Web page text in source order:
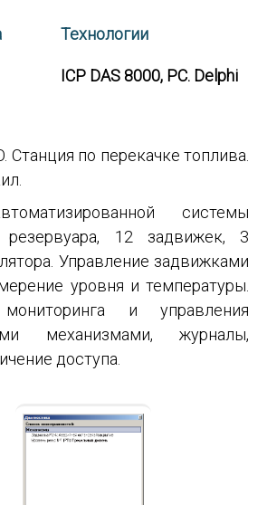
Технологии
ICP DAS 8000, PC. Delphi
Станция по перекачке топлива.
системы
резервуара, 12 задвижек, 3
Управление задвижками
уровня и температуры.
и управления
механизмами, журналы,
доступа.